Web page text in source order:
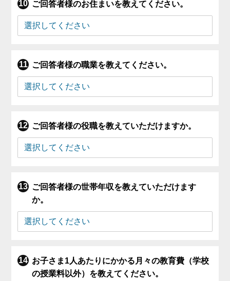
ご回答者様のお住まいを教えてください。
ご回答者様の職業を教えてください。
ご回答者様の役職を教えていただけますか。
ご回答者様の世帯年収を教えていただけます
か。
お子さま1人あたりにかかる月々の教育費（学校
の授業料以外）を教えてください。